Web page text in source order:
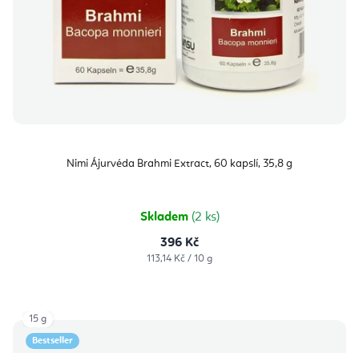
Nimi Ájurvéda Brahmi Extract, 60 kapslí, 35,8 g
Skladem (2 ks)
396 Kč
Měrná
113,14 Kč / 10 g
Bestseller
15 g